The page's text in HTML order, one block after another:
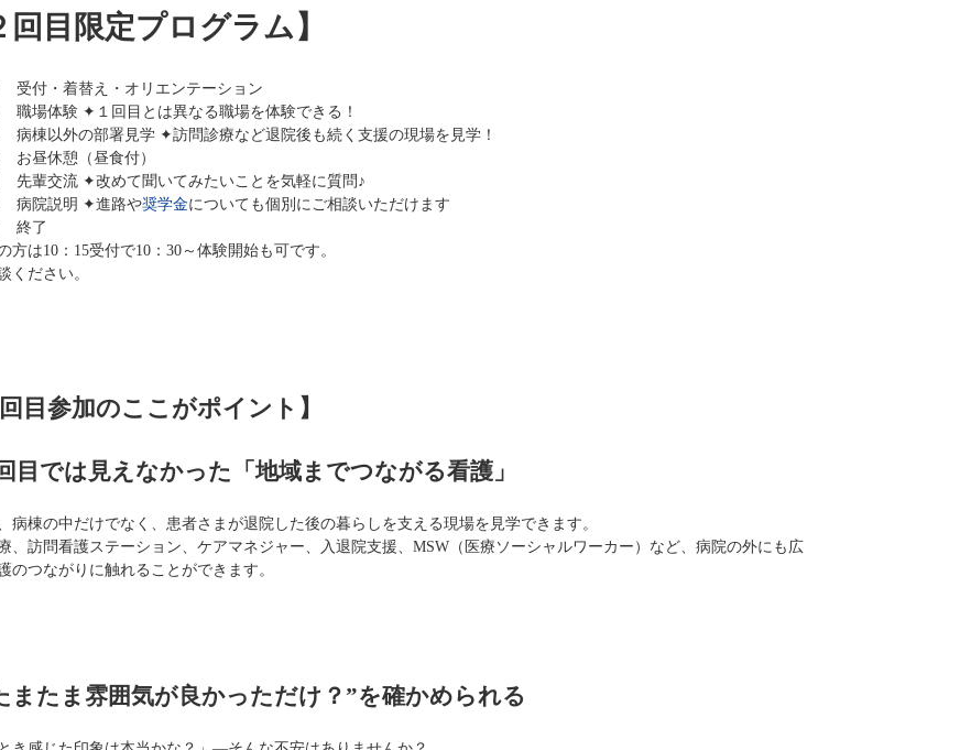
回目限定プログラム】
受付・着替え・オリエンテーション
職場体験 ✦１回目とは異なる職場を体験できる！
病棟以外の部署見学 ✦訪問診療など退院後も続く支援の現場を見学！
お昼休憩（昼食付）
先輩交流 ✦改めて聞いてみたいことを気軽に質問♪
病院説明 ✦進路や奨学金についても個別にご相談いただけます
終了
方は10：15受付で10：30～体験開始も可です。
ください。
回目参加のここがポイント】
目では見えなかった「地域までつながる看護」
病棟の中だけでなく、患者さまが退院した後の暮らしを支える現場を見学できます。
、訪問看護ステーション、ケアマネジャー、入退院支援、MSW（医療ソーシャルワーカー）など、病院の外にも広
のつながりに触れることができます。
またま雰囲気が良かっただけ？”を確かめられる